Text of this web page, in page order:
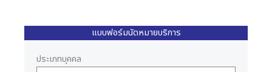
แบบฟอร์มนัดหมายบริการ
ประเภทบุคคล